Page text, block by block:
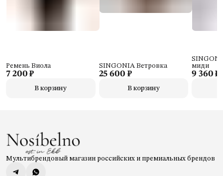
7 200 ₽
Ремень Виола
В корзину
25 600 ₽
SINGONIA Ветровка
В корзину
9 360 ₽
миди
Мультибрендовый магазин российских и премиальных брендов